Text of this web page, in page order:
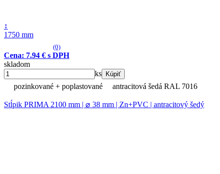
↕
1750 mm
(0)
Cena: 7.94 € s DPH
skladom
ks
Kúpiť
pozinkované + poplastované antracitová šedá RAL 7016
Stĺpik PRIMA 2100 mm | ⌀ 38 mm | Zn+PVC | antracitový šedý